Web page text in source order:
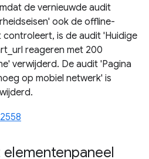
de vernieuwde audit
ook de offline-
is de audit 'Huidige
reageren met 200
verwijderd. De audit 'Pagina
op mobiel netwerk' is